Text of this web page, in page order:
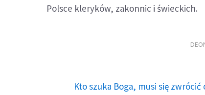
Polsce kleryków, zakonnic i świeckich.
Kto szuka Boga, musi się